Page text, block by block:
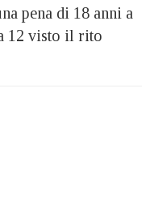
pena di 18 anni a
12 visto il rito